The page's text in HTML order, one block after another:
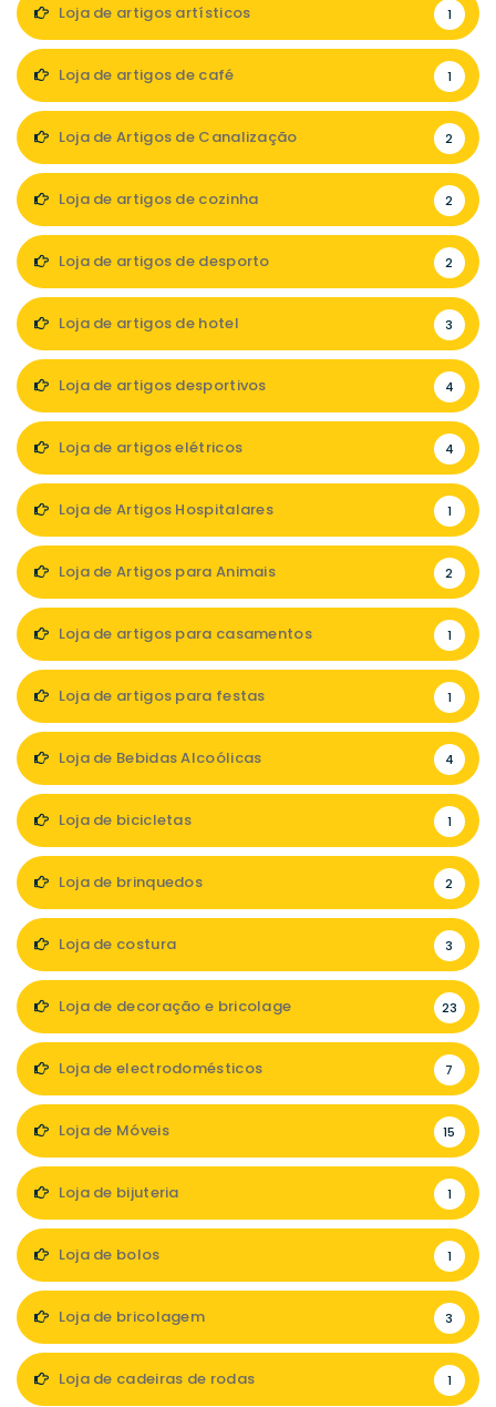
Loja de artigos artísticos 1
Loja de artigos de café 1
Loja de Artigos de Canalização 2
Loja de artigos de cozinha 2
Loja de artigos de desporto 2
Loja de artigos de hotel 3
Loja de artigos desportivos 4
Loja de artigos elétricos 4
Loja de Artigos Hospitalares 1
Loja de Artigos para Animais 2
Loja de artigos para casamentos 1
Loja de artigos para festas 1
Loja de Bebidas Alcoólicas 4
Loja de bicicletas 1
Loja de brinquedos 2
Loja de costura 3
Loja de decoração e bricolage 23
Loja de electrodomésticos 7
Loja de Móveis 15
Loja de bijuteria 1
Loja de bolos 1
Loja de bricolagem 3
Loja de cadeiras de rodas 1